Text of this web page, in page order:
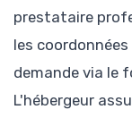
prestataire
les
demande via le
L'hébergeur